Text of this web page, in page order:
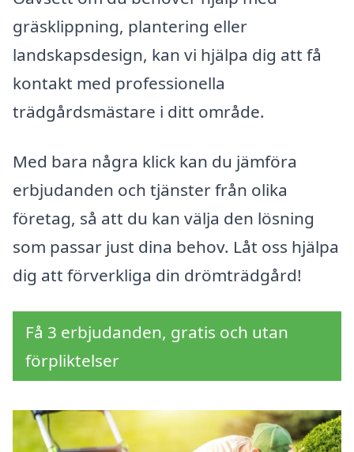
gräsklippning, plantering eller
landskapsdesign, kan vi hjälpa dig att få
kontakt med professionella
trädgårdsmästare i ditt område.
Med bara några klick kan du jämföra
erbjudanden och tjänster från olika
företag, så att du kan välja den lösning
som passar just dina behov. Låt oss hjälpa
dig att förverkliga din drömträdgård!
Få 3 erbjudanden, gratis och utan
förpliktelser